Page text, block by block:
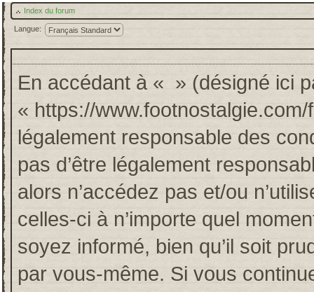
Index du forum
Langue:
En accédant à « » (désigné ici
« https://
légalement responsable des
pas d’être légalement
alors n’accédez pas et/ou
celles-ci à n’importe quel
soyez informé, bien qu’il soit
par vous-même. Si vous